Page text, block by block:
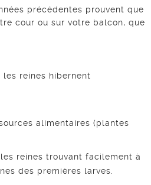
précédentes prouvent que
cour ou sur votre balcon, que
reines hibernent
alimentaires (plantes
reines trouvant facilement à
des premières larves.